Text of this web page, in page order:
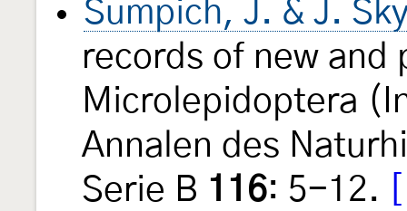
Šumpich, J. & J.
records of new and
Microlepidoptera
Annalen des
Serie B 116: 5-12.